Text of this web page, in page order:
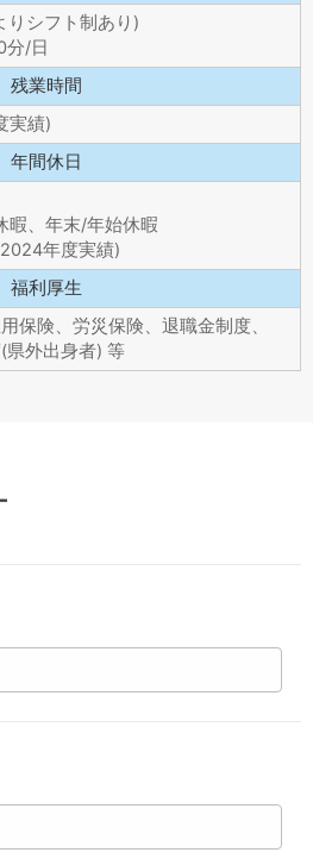
りシフト制あり)
分/日
残業時間
実績)
年間休日
暇、年末/年始休暇
年度実績)
福利厚生
保険、労災保険、退職金制度、
県外出身者) 等